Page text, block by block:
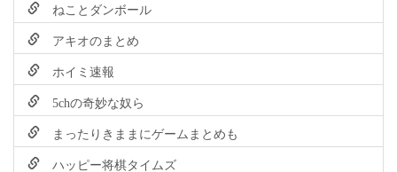
ねことダンボール
アキオのまとめ
ホイミ速報
5chの奇妙な奴ら
まったりきままにゲームまとめも
ハッピー将棋タイムズ